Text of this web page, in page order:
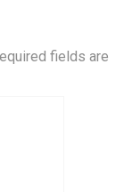
fields are